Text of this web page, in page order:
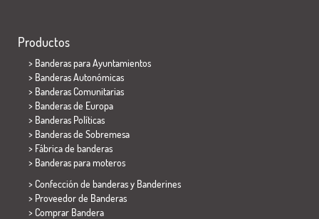
Productos
> Banderas para Ayuntamientos
> Banderas Autonómicas
> Banderas Comunitarias
> Banderas de Europa
> Banderas Políticas
> Banderas de Sobremesa
> Fábrica de banderas
> Banderas para moteros
> Confección de banderas y Banderines
> Proveedor de Banderas
> Comprar Bandera